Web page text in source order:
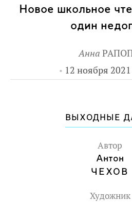
русским народным
произведениям
Для младшего
Новое школьное
один
Анна
12 ноября 2021
ВЫХОДНЫЕ
Автор
Антон
ЧЕХОВ
Художник